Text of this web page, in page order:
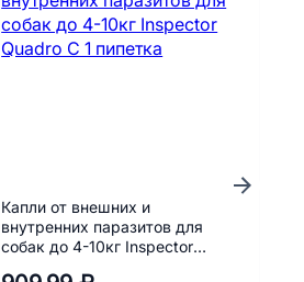
Капли от внешних и
внутренних паразитов для
собак до 4-10кг Inspector